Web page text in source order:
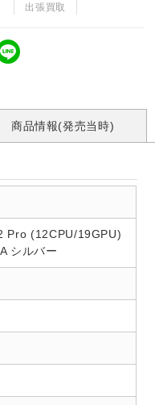
出張買取
商品情報(発売当時)
Pro (12CPU/19GPU)
シルバー